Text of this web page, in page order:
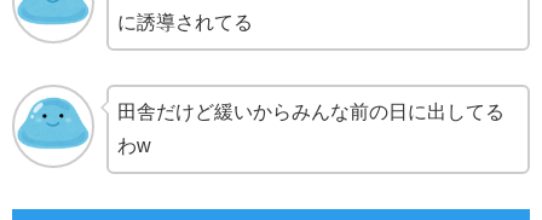
に誘導されてる
田舎だけど緩いからみんな前の日に出してる
わw